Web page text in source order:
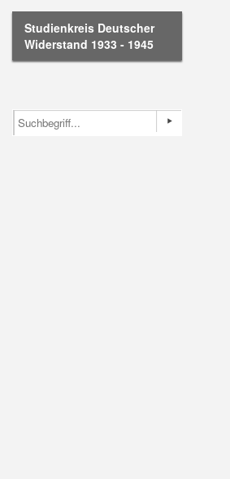
Studienkreis Deutscher
Widerstand 1933 - 1945